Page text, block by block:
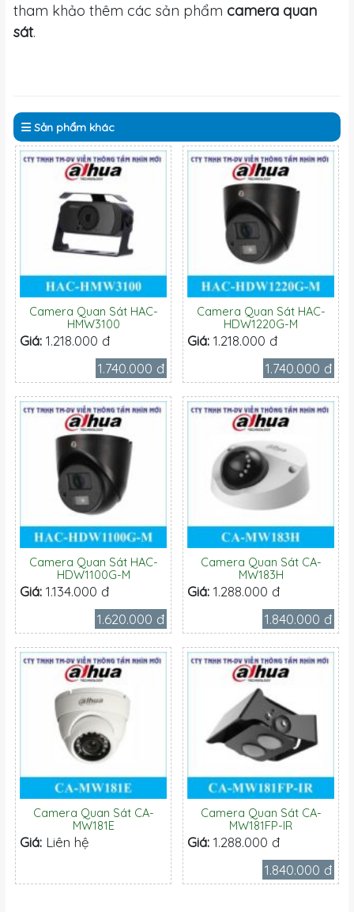
tham khảo thêm các sản phẩm camera quan
sát.
Sản phẩm khác
Camera Quan Sát HAC-
HMW3100
Giá: 1.218.000 đ
1.740.000 đ
Camera Quan Sát HAC-
HDW1220G-M
Giá: 1.218.000 đ
1.740.000 đ
Camera Quan Sát HAC-
HDW1100G-M
Giá: 1.134.000 đ
1.620.000 đ
Camera Quan Sát CA-
MW183H
Giá: 1.288.000 đ
1.840.000 đ
Camera Quan Sát CA-
MW181E
Giá: Liên hệ
Camera Quan Sát CA-
MW181FP-IR
Giá: 1.288.000 đ
1.840.000 đ